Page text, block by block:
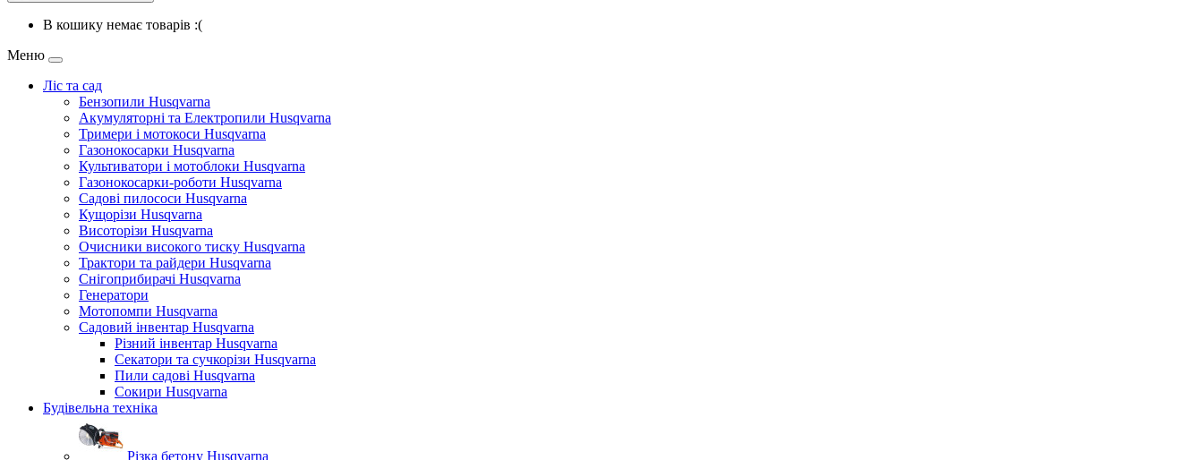
В кошику немає товарів :(
Меню
Ліс та сад
Бензопили Husqvarna
Акумуляторні та Електропили Husqvarna
Тримери і мотокоси Husqvarna
Газонокосарки Husqvarna
Культиватори і мотоблоки Husqvarna
Газонокосарки-роботи Husqvarna
Садові пилососи Husqvarna
Кущорізи Husqvarna
Висоторізи Husqvarna
Очисники високого тиску Husqvarna
Трактори та райдери Husqvarna
Снігоприбирачі Husqvarna
Генератори
Мотопомпи Husqvarna
Садовий інвентар Husqvarna
Різний інвентар Husqvarna
Секатори та сучкорізи Husqvarna
Пили садові Husqvarna
Сокири Husqvarna
Будівельна техніка
Різка бетону Husqvarna